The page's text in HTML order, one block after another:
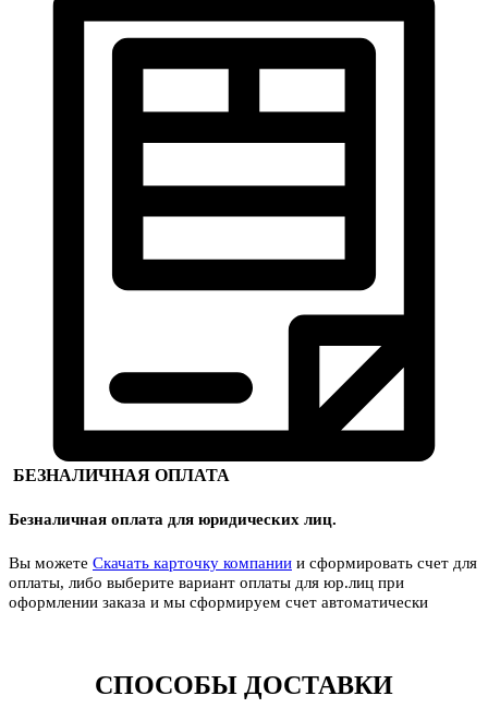
БЕЗНАЛИЧНАЯ ОПЛАТА
Безналичная оплата для юридических лиц.
Вы можете Скачать карточку компании и сформировать счет для
оплаты, либо выберите вариант оплаты для юр.лиц при
оформлении заказа и мы сформируем счет автоматически
СПОСОБЫ ДОСТАВКИ